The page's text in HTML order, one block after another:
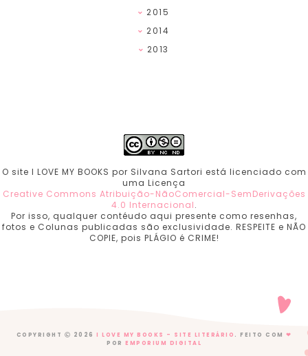
2015
2014
2013
O site I LOVE MY BOOKS por Silvana Sartori está licenciado com
uma Licença
Creative Commons Atribuição-NãoComercial-SemDerivações
4.0 Internacional.
Por isso, qualquer contéudo aqui presente como resenhas,
fotos e Colunas publicadas são exclusividade. RESPEITE e NÃO
COPIE, pois PLÁGIO é CRIME!
COPYRIGHT 2026 I LOVE MY BOOKS - SITE LITERÁRIO . FEITO COM ❤
POR EMPORIUM DIGITAL